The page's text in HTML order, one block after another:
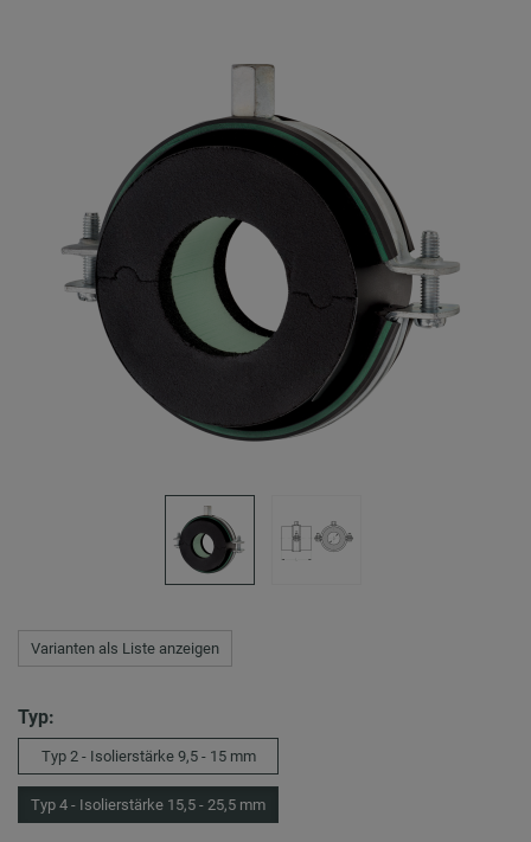
Varianten als Liste anzeigen
Typ:
Typ 2 - Isolierstärke 9,5 - 15 mm
Typ 4 - Isolierstärke 15,5 - 25,5 mm